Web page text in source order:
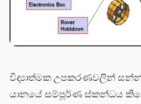
විද්‍යාත්මක උපකරණවලින්
යානයේ සම්පූර්ණ ස්කන්ධය